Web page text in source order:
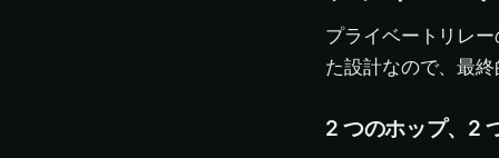
プライベートリレ
た設計なので、最
2 つのホップ、2